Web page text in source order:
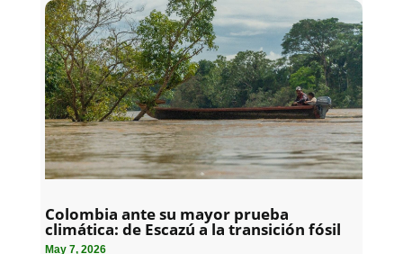
Colombia ante su mayor prueba
climática: de Escazú a la transición fósil
May 7, 2026